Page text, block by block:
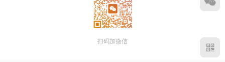
扫码加微信